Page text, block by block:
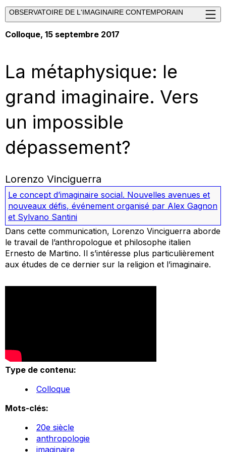
OBSERVATOIRE DE L'IMAGINAIRE CONTEMPORAIN
Colloque, 15 septembre 2017
La métaphysique: le
grand imaginaire. Vers
un impossible
dépassement?
Lorenzo Vinciguerra
Le concept d’imaginaire social. Nouvelles avenues et
nouveaux défis, événement organisé par Alex Gagnon
et Sylvano Santini
Dans cette communication, Lorenzo Vinciguerra aborde
le travail de l’anthropologue et philosophe italien
Ernesto de Martino. Il s’intéresse plus particulièrement
aux études de ce dernier sur la religion et l’imaginaire.
Type de contenu:
Colloque
Mots-clés:
20e siècle
anthropologie
imaginaire